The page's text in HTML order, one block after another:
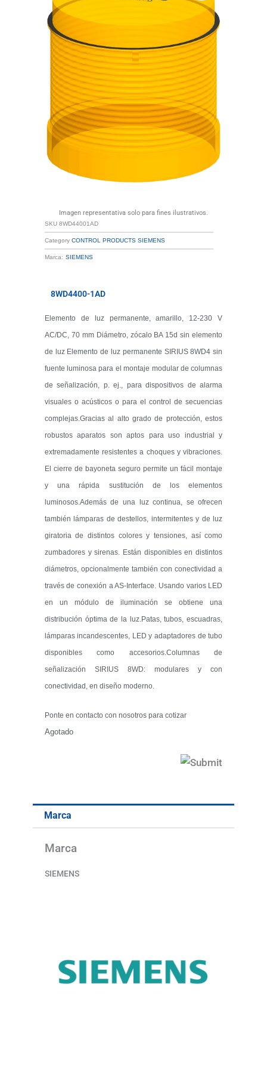
Imagen representativa solo para fines ilustrativos.
SKU 8WD44001AD
Category CONTROL PRODUCTS SIEMENS
Marca: SIEMENS
8WD4400-1AD
Elemento de luz permanente, amarillo, 12-230 V
AC/DC, 70 mm Diámetro, zócalo BA 15d sin elemento
de luz Elemento de luz permanente SIRIUS 8WD4 sin
fuente luminosa para el montaje modular de columnas
de señalización, p. ej., para dispositivos de alarma
visuales o acústicos o para el control de secuencias
complejas.Gracias al alto grado de protección, estos
robustos aparatos son aptos para uso industrial y
extremadamente resistentes a choques y vibraciones.
El cierre de bayoneta seguro permite un fácil montaje
y una rápida sustitución de los elementos
luminosos.Además de una luz continua, se ofrecen
también lámparas de destellos, intermitentes y de luz
giratoria de distintos colores y tensiones, así como
zumbadores y sirenas. Están disponibles en distintos
diámetros, opcionalmente también con conectividad a
través de conexión a AS-Interface. Usando varios LED
en un módulo de iluminación se obtiene una
distribución óptima de la luz.Patas, tubos, escuadras,
lámparas incandescentes, LED y adaptadores de tubo
disponibles como accesorios.Columnas de
señalización SIRIUS 8WD: modulares y con
conectividad, en diseño moderno.
Ponte en contacto con nosotros para cotizar
Agotado
Marca
Marca
SIEMENS